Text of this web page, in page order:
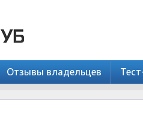
Отзывы владельцев